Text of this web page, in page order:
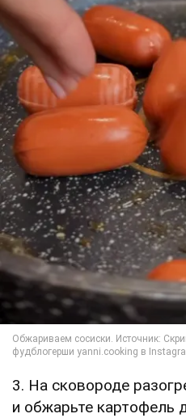
3. На сковороде
и обжарьте картофель